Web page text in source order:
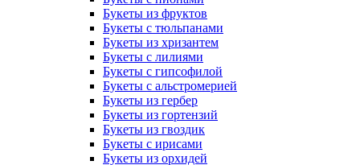
Букеты из фруктов
Букеты с тюльпанами
Букеты из хризантем
Букеты с лилиями
Букеты с гипсофилой
Букеты с альстромерией
Букеты из гербер
Букеты из гортензий
Букеты из гвоздик
Букеты с ирисами
Букеты из орхидей